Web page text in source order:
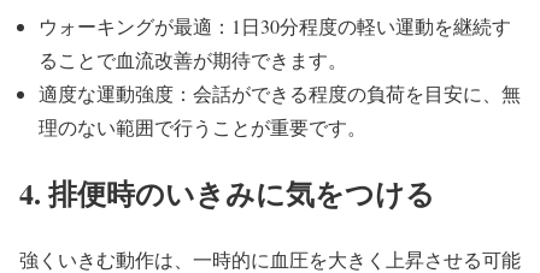
ウォーキングが最適：1日30分程度の軽い運動を継続す
ることで血流改善が期待できます。
適度な運動強度：会話ができる程度の負荷を目安に、無
理のない範囲で行うことが重要です。
4. 排便時のいきみに気をつける
強くいきむ動作は、一時的に血圧を大きく上昇させる可能